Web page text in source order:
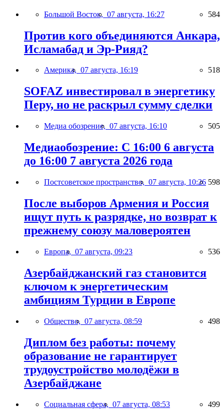
Большой Восток, 07 августа, 16:27 584
Против кого объединяются Анкара,
Исламабад и Эр-Рияд?
Америка, 07 августа, 16:19 518
SOFAZ инвестировал в энергетику
Перу, но не раскрыл сумму сделки
Медиа обозрение, 07 августа, 16:10 505
Медиаобозрение: С 16:00 6 августа
до 16:00 7 августа 2026 года
Постсоветское пространство, 07 августа, 10:26 598
После выборов Армения и Россия
ищут путь к разрядке, но возврат к
прежнему союзу маловероятен
Европа, 07 августа, 09:23 536
Азербайджанский газ становится
ключом к энергетическим
амбициям Турции в Европе
Общество, 07 августа, 08:59 498
Диплом без работы: почему
образование не гарантирует
трудоустройство молодёжи в
Азербайджане
Социальная сфера, 07 августа, 08:53 499